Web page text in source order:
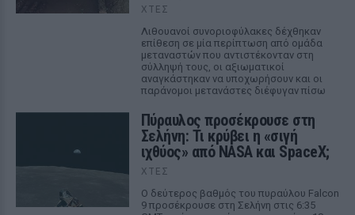
ΧΤΕΣ
Λιθουανοί συνοριοφύλακες δέχθηκαν
επίθεση σε μία περίπτωση από ομάδα
μεταναστών που αντιστέκονταν στη
σύλληψή τους, οι αξιωματικοί
αναγκάστηκαν να υποχωρήσουν και οι
παράνομοι μετανάστες διέφυγαν πίσω
Πύραυλος προσέκρουσε στη
Σελήνη: Τι κρύβει η «σιγή
ιχθύος» από NASA και SpaceX;
ΧΤΕΣ
Ο δεύτερος βαθμός του πυραύλου Falcon
9 προσέκρουσε στη Σελήνη στις 6:35